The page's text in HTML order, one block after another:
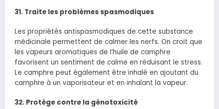
31. Traite les problèmes spasmodiques
Les propriétés antispasmodiques de cette substance
médicinale permettent de calmer les nerfs. On croit que
les vapeurs aromatiques de l’huile de camphre
favorisent un sentiment de calme en réduisant le stress.
Le camphre peut également être inhalé en ajoutant du
camphre à un vaporisateur et en inhalant la vapeur.
32. Protège contre la génotoxicité